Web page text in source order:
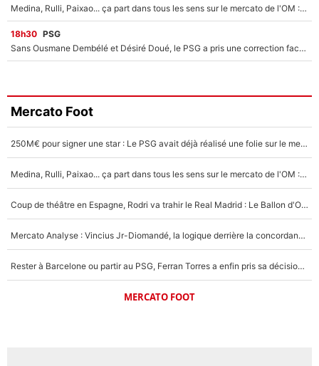
Medina, Rulli, Paixao... ça part dans tous les sens sur le mercato de l'OM : Frank McCourt va enfin récupérer l'argent qu'il attend ?
18h30 PSG
Sans Ousmane Dembélé et Désiré Doué, le PSG a pris une correction face à Majorque : Luis Enrique attend avec impatience des renforts !
Mercato Foot
250M€ pour signer une star : Le PSG avait déjà réalisé une folie sur le mercato bien avant Neymar !
Medina, Rulli, Paixao... ça part dans tous les sens sur le mercato de l'OM : Frank McCourt va enfin récupérer l'argent qu'il attend ?
Coup de théâtre en Espagne, Rodri va trahir le Real Madrid : Le Ballon d'Or a choisi de signer au FC Barcelone !
Mercato Analyse : Vincius Jr-Diomandé, la logique derrière la concordance des temps
Rester à Barcelone ou partir au PSG, Ferran Torres a enfin pris sa décision : La course contre la montre est lancée !
MERCATO FOOT